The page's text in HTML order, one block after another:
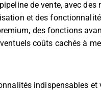
de vente, avec
et des
des fonctions
coûts cachés à
indispensables et